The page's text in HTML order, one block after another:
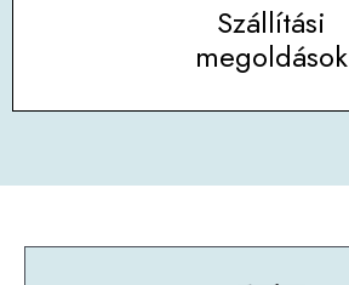
Szállítási
megoldások